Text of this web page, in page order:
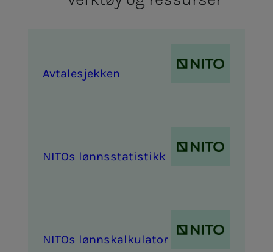
Av­ta­­­le­­­sjek­­­ken
NITOs lønns­sta­­­ti­s­­tikk
NITOs lønn­­­skalk­­­u­la­tor